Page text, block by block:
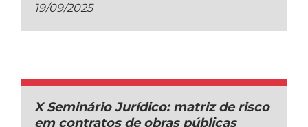
19/09/2025
X Seminário Jurídico: matriz de risco
em contratos de obras públicas